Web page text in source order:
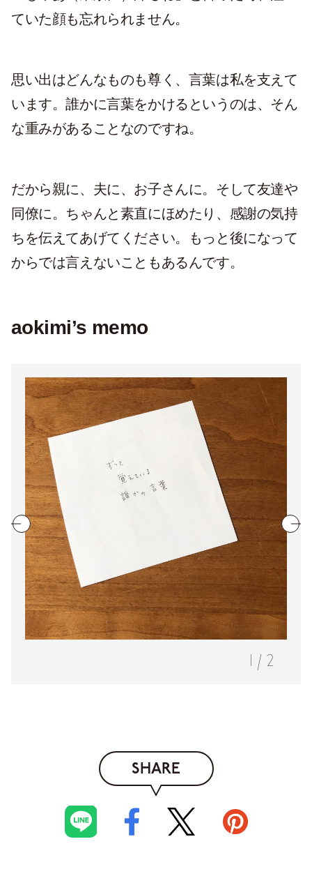
ていた顔も忘れられません。
思い出はどんなものも尊く、言葉は私を支えて
います。誰かに言葉をかけるというのは、そん
な重みがあることなのですね。
だから親に、夫に、お子さんに。そして友達や
同僚に。ちゃんと素直にほめたり、感謝の気持
ちを伝えてあげてください。もっと後になって
からでは言えないこともあるんです。
aokimi’s memo
/ 2
SHARE